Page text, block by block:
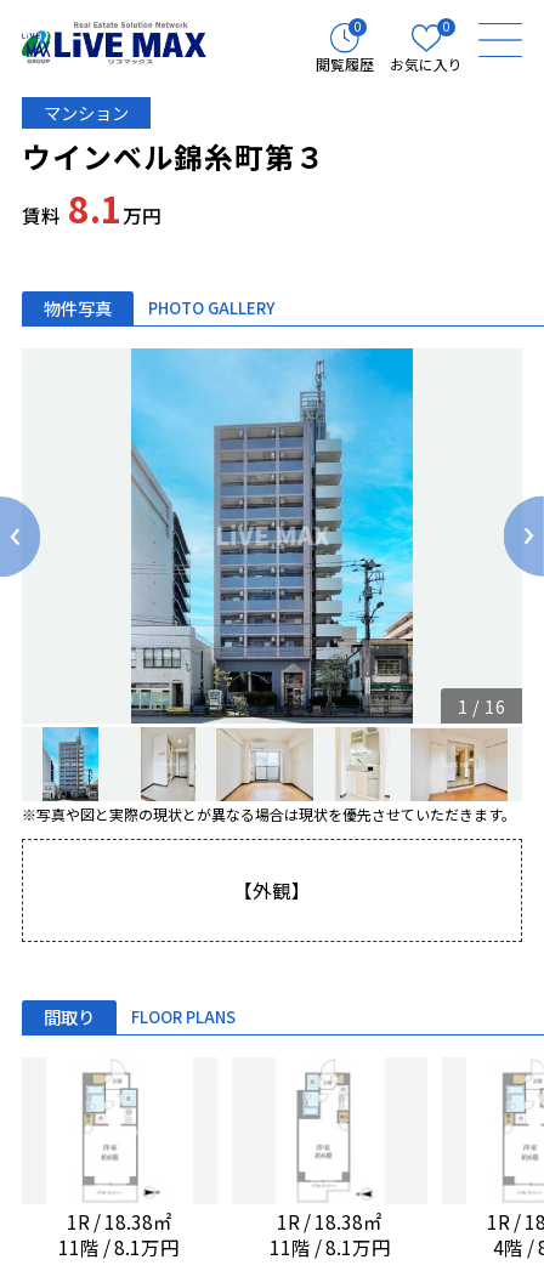
0
閲覧履歴
0
お気に入り
マンション
ウインベル錦糸町第３
賃料 8.1万円
物件写真 PHOTO GALLERY
1 / 16
※写真や図と実際の現状とが異なる場合は現状を優先させていただきます。
【外観】
間取り FLOOR PLANS
1R / 18.38㎡
11階 / 8.1万円
1R / 18.38㎡
11階 / 8.1万円
1R /
4階 /